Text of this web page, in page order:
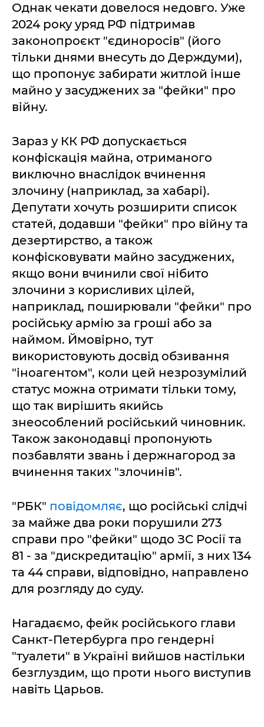
Однак чекати довелося недовго. Уже
2024 року уряд РФ підтримав
законопроєкт "єдиноросів" (його
тільки днями внесуть до Держдуми),
що пропонує забирати житлой інше
майно у засуджених за "фейки" про
війну.
Зараз у КК РФ допускається
конфіскація майна, отриманого
виключно внаслідок вчинення
злочину (наприклад, за хабарі).
Депутати хочуть розширити список
статей, додавши "фейки" про війну та
дезертирство, а також
конфісковувати майно засуджених,
якщо вони вчинили свої нібито
злочини з корисливих цілей,
наприклад, поширювали "фейки" про
російську армію за гроші або за
наймом. Ймовірно, тут
використовують досвід обзивання
"іноагентом", коли цей незрозумілий
статус можна отримати тільки тому,
що так вирішить якийсь
знеособлений російський чиновник.
Також законодавці пропонують
позбавляти звань і держнагород за
вчинення таких "злочинів".
"РБК" повідомляє, що російські слідчі
за майже два роки порушили 273
справи про "фейки" щодо ЗС Росії та
81 - за "дискредитацію" армії, з них 134
та 44 справи, відповідно, направлено
для розгляду до суду.
Нагадаємо, фейк російського глави
Санкт-Петербурга про гендерні
"туалети" в Україні вийшов настільки
безглуздим, що проти нього виступив
навіть Царьов.